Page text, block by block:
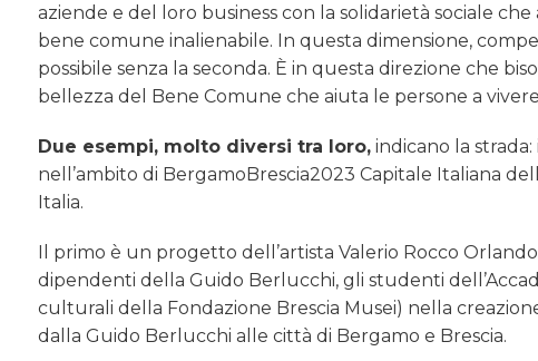
aziende e del loro business con la solidarietà sociale
bene comune inalienabile. In questa dimensione,
possibile senza la seconda. È in questa direzione che
bellezza del Bene Comune che aiuta le persone a
Due esempi, molto diversi tra loro, indicano la
nell’ambito di BergamoBrescia2023 Capitale Italiana
Italia.
Il primo è un progetto dell’artista Valerio Rocco
dipendenti della Guido Berlucchi, gli studenti
culturali della Fondazione Brescia Musei) nella
dalla Guido Berlucchi alle città di Bergamo e Brescia.